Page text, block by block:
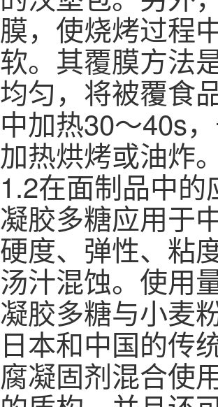
膜，使烧烤过程
软。其覆膜方法
均匀，将被覆食
中加热30～40s
加热烘烤或油炸。
1.2在面制品中的
凝胶多糖应用于
硬度、弹性、粘
汤汁混蚀。使用
凝胶多糖与小麦
日本和中国的传
腐凝固剂混合使